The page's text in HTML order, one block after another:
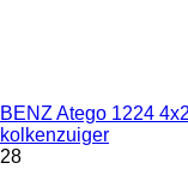
BENZ Atego 1224
kolkenzuiger
28